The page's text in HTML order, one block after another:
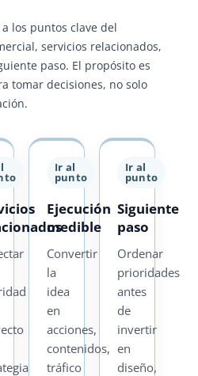
los puntos clave del
servicios relacionados,
paso. El propósito es
tomar decisiones, no solo
Ir al
punto
Ejecución
medible
Convertir
la
idea
en
acciones,
contenidos,
tráfico
Ir al
punto
Siguiente
paso
Ordenar
prioridades
antes
de
invertir
en
diseño,